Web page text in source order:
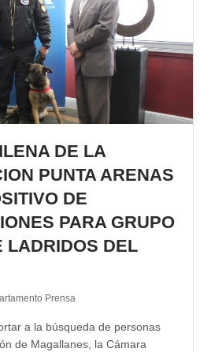
DE LA
PUNTA ARENAS
DE
PARA GRUPO
LADRIDOS DEL
Prensa
a la búsqueda de personas
de Magallanes, la Cámara